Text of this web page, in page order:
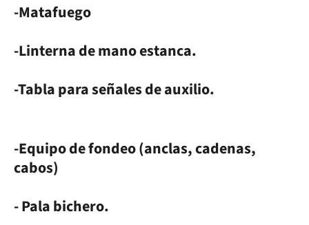
-Matafuego
-Linterna de mano estanca.
-Tabla para señales de auxilio.
-Equipo de fondeo (anclas, cadenas,
cabos)
- Pala bichero.